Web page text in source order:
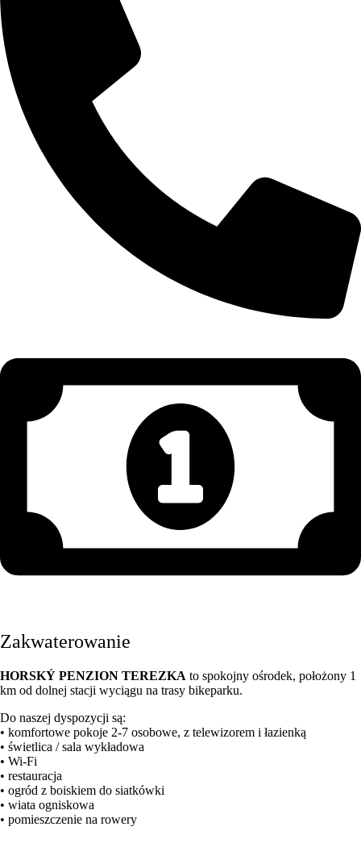
Zakwaterowanie
HORSKÝ PENZION TEREZKA to spokojny ośrodek, położony 1
km od dolnej stacji wyciągu na trasy bikeparku.
Do naszej dyspozycji są:
• komfortowe pokoje 2-7 osobowe, z telewizorem i łazienką
• świetlica / sala wykładowa
• Wi-Fi
• restauracja
• ogród z boiskiem do siatkówki
• wiata ogniskowa
• pomieszczenie na rowery